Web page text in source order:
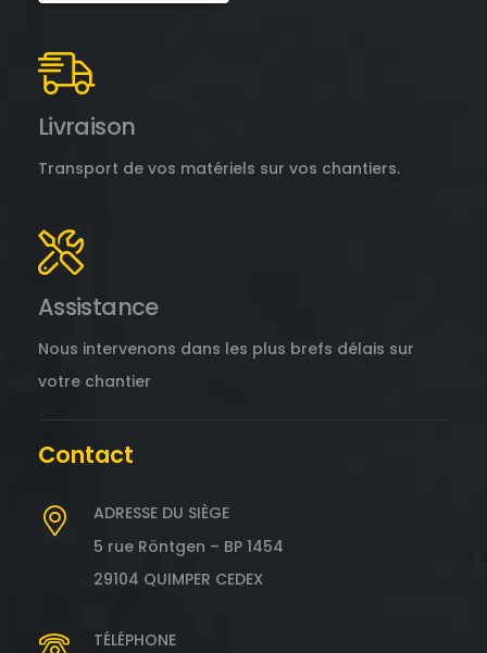
Livraison
Transport de vos matériels sur vos chantiers.
Assistance
Nous intervenons dans les plus brefs délais sur
votre chantier
Contact
ADRESSE DU SIÈGE
5 rue Röntgen – BP 1454
29104 QUIMPER CEDEX
TÉLÉPHONE